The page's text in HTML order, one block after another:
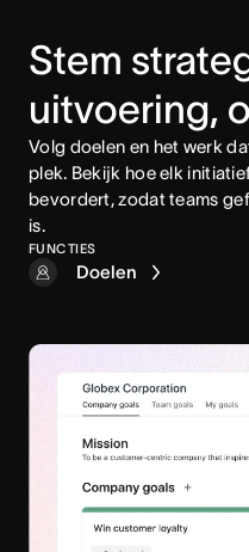
Stem
uitvoering,
Volg doelen en het werk
plek. Bekijk hoe elk
bevordert, zodat teams
is.
FUNCTIES
Doelen
Rapportendashboards